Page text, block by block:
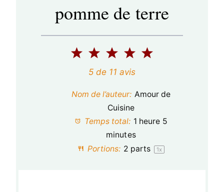
pomme de terre
5
t
i
l
4
é
t
i
l
3
é
t
o
i
l
2
é
t
i
l
1
é
t
l
5de 11 avis
Nom de l’auteur: Amour de
Cuisine
Temps total: 1 heure 5
minutes
Portions: 2 parts 1x